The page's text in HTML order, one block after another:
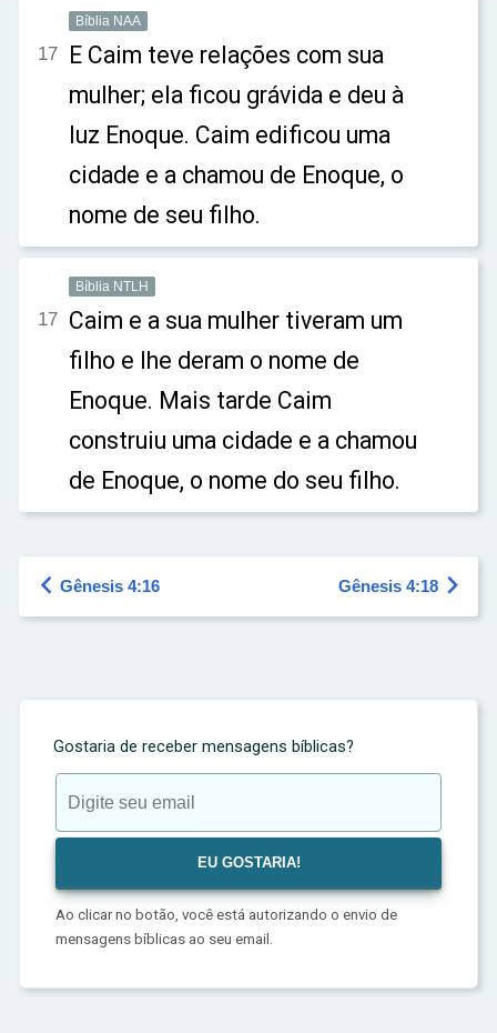
Bíblia NAA
17 E Caim teve relações com sua
mulher; ela ficou grávida e deu à
luz Enoque. Caim edificou uma
cidade e a chamou de Enoque, o
nome de seu filho.
Bíblia NTLH
17 Caim e a sua mulher tiveram um
filho e lhe deram o nome de
Enoque. Mais tarde Caim
construiu uma cidade e a chamou
de Enoque, o nome do seu filho.
 Gênesis 4:16 Gênesis 4:18 
Gostaria de receber mensagens bíblicas?
Ao clicar no botão, você está autorizando o envio de
mensagens bíblicas ao seu email.